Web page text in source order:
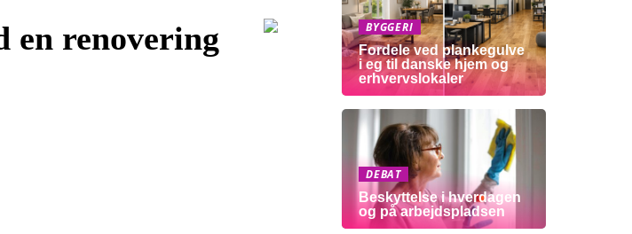
en renovering BYGGERI
Fordele ved plankegulve
i eg til danske hjem og
erhvervslokaler
DEBAT
Beskyttelse i hverdagen
og på arbejdspladsen